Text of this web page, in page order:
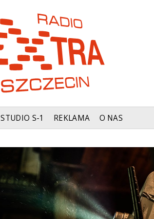
STUDIO S-1 REKLAMA O NAS